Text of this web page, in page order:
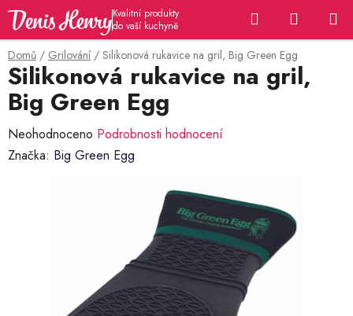
Přejít
obsah
Hledat
KOŠÍK
Domů / Grilování / Silikonová rukavice na gril, Big Green Egg
Silikonová rukavice na gril,
Big Green Egg
Průměrné
hodnocení
Neohodnoceno Podrobnosti hodnocení
Značka: Big Green Egg